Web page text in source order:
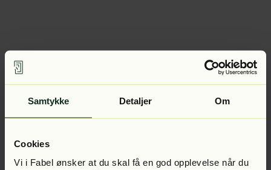
Samtykke Detaljer Om
Cookies
Vi i Fabel ønsker at du skal få en god opplevelse når du